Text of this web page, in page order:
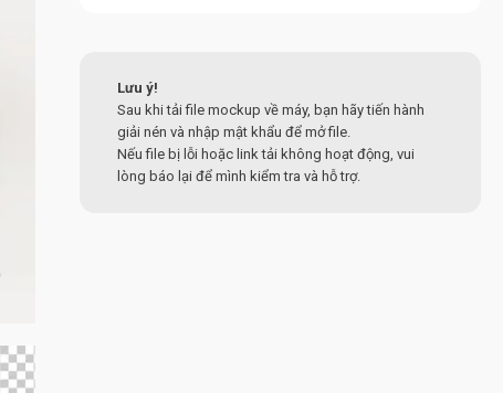
Lưu ý!
Sau khi tải file mockup về máy, bạn hãy tiến hành
giải nén và nhập mật khẩu để mở file.
Nếu file bị lỗi hoặc link tải không hoạt động, vui
lòng báo lại để mình kiểm tra và hỗ trợ.